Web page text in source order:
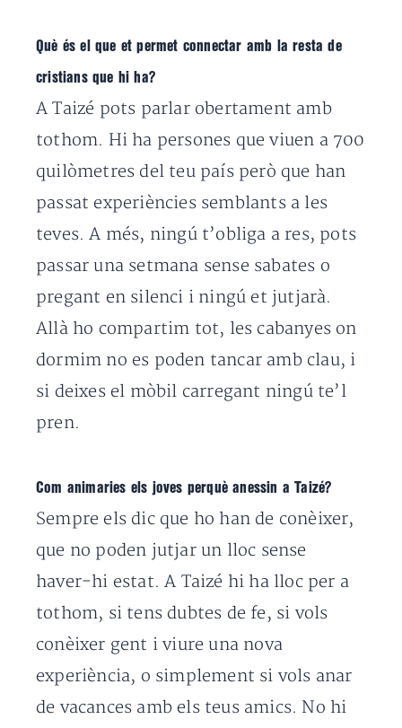
Què és el que et permet connectar amb la resta de
cristians que hi ha?
A Taizé pots parlar obertament amb
tothom. Hi ha persones que viuen a 700
quilòmetres del teu país però que han
passat experiències semblants a les
teves. A més, ningú t’obliga a res, pots
passar una setmana sense sabates o
pregant en silenci i ningú et jutjarà.
Allà ho compartim tot, les cabanyes on
dormim no es poden tancar amb clau, i
si deixes el mòbil carregant ningú te’l
pren.
Com animaries els joves perquè anessin a Taizé?
Sempre els dic que ho han de conèixer,
que no poden jutjar un lloc sense
haver-hi estat. A Taizé hi ha lloc per a
tothom, si tens dubtes de fe, si vols
conèixer gent i viure una nova
experiència, o simplement si vols anar
de vacances amb els teus amics. No hi